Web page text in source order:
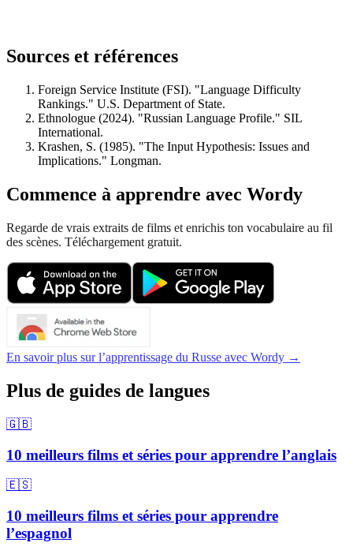
Sources et références
Foreign Service Institute (FSI). "Language Difficulty
Rankings." U.S. Department of State.
Ethnologue (2024). "Russian Language Profile." SIL
International.
Krashen, S. (1985). "The Input Hypothesis: Issues and
Implications." Longman.
Commence à apprendre avec Wordy
Regarde de vrais extraits de films et enrichis ton vocabulaire au fil
des scènes. Téléchargement gratuit.
En savoir plus sur l’apprentissage du Russe avec Wordy →
Plus de guides de langues
🇬🇧
10 meilleurs films et séries pour apprendre l’anglais
🇪🇸
10 meilleurs films et séries pour apprendre
l’espagnol